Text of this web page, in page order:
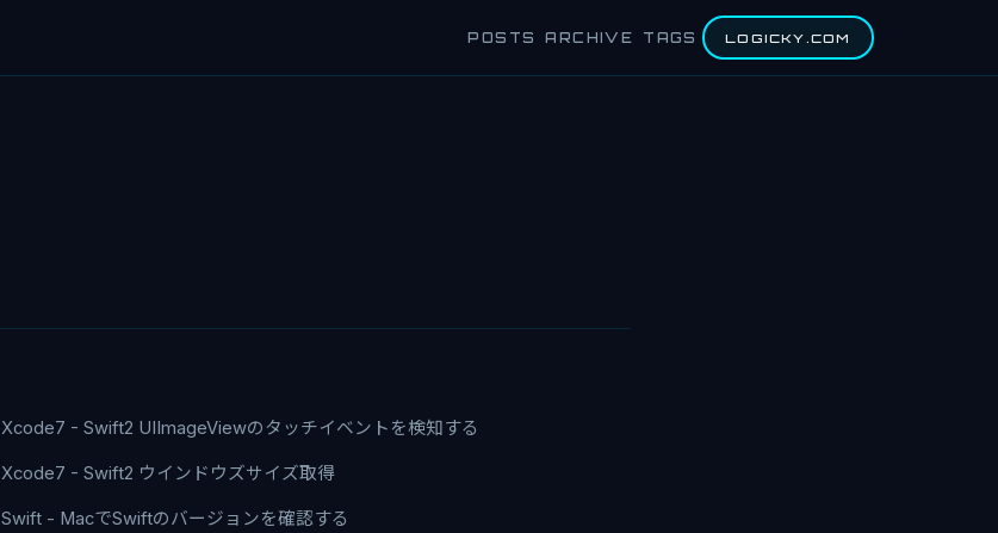
POSTS ARCHIVE TAGS LOGICKY.COM
Xcode7 - Swift2 UIImageViewのタッチイベントを検知する
Xcode7 - Swift2 ウインドウズサイズ取得
Swift - MacでSwiftのバージョンを確認する